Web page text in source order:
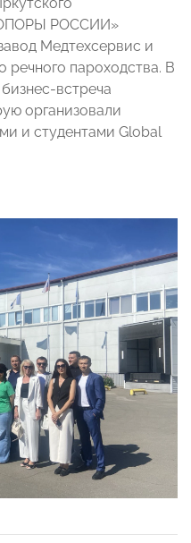
РОССИИ»
Медтехсервис и
пароходства. В
встреча
организовали
и студентами Global